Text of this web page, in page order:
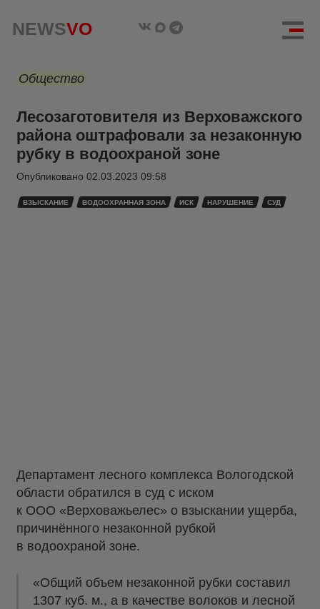
NEWSVO
Общество
Лесозаготовителя из Верховажского
района оштрафовали за незаконную
рубку в водоохраной зоне
Опубликовано 02.03.2023 09:58
ВЗЫСКАНИЕ ВОДООХРАННАЯ ЗОНА ИСК НАРУШЕНИЕ СУД
Департамент лесного комплекса Вологодской
области обратился в суд с иском
к ООО «Верховажьелес» о взыскании ущерба,
причинённого незаконной рубкой
в водоохраной зоне.
«Общий объем незаконной рубки составил
1307 куб. м., а в качестве волоков и лесной